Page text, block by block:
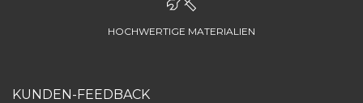
HOCHWERTIGE MATERIALIEN
KUNDEN-FEEDBACK